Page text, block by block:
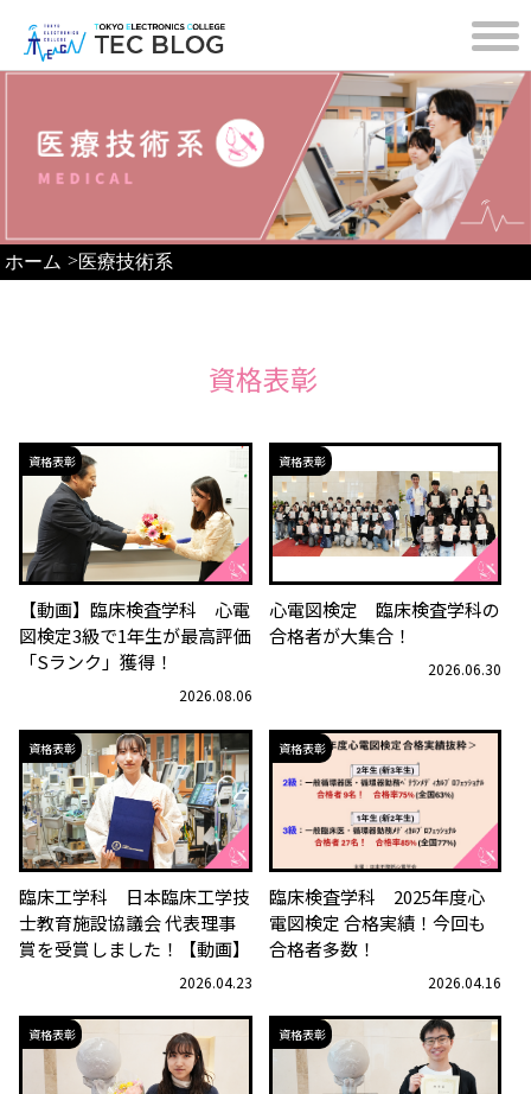
ホーム >医療技術系
資格表彰
資格表彰
【動画】臨床検査学科 心電
図検定3級で1年生が最高評価
「Sランク」獲得！
2026.08.06
資格表彰
心電図検定 臨床検査学科の
合格者が大集合！
2026.06.30
資格表彰
臨床工学科 日本臨床工学技
士教育施設協議会 代表理事
賞を受賞しました！【動画】
2026.04.23
資格表彰
臨床検査学科 2025年度心
電図検定 合格実績！今回も
合格者多数！
2026.04.16
資格表彰 資格表彰